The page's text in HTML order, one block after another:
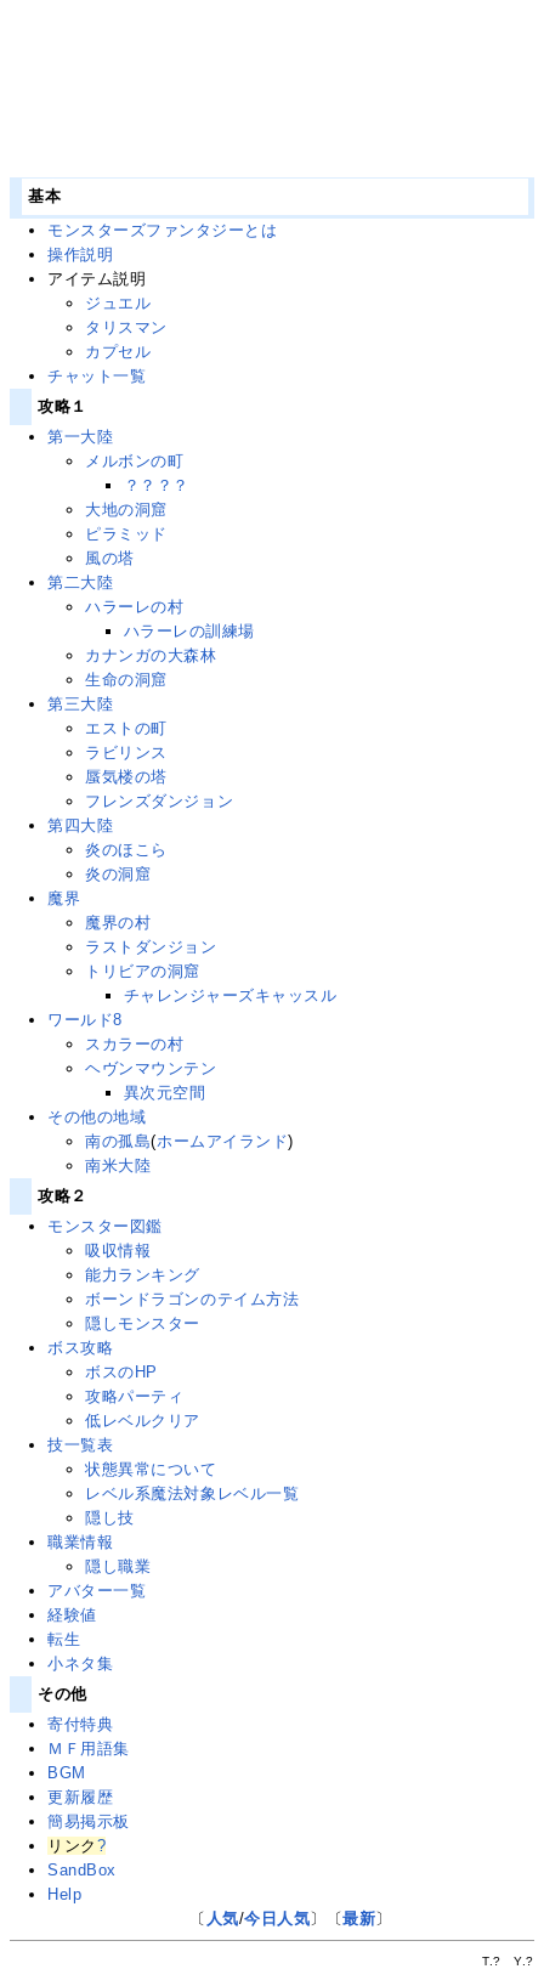
基本
モンスターズファンタジーとは
操作説明
アイテム説明
ジュエル
タリスマン
カプセル
チャット一覧
攻略１
第一大陸
メルボンの町
？？？？
大地の洞窟
ピラミッド
風の塔
第二大陸
ハラーレの村
ハラーレの訓練場
カナンガの大森林
生命の洞窟
第三大陸
エストの町
ラビリンス
蜃気楼の塔
フレンズダンジョン
第四大陸
炎のほこら
炎の洞窟
魔界
魔界の村
ラストダンジョン
トリビアの洞窟
チャレンジャーズキャッスル
ワールド8
スカラーの村
ヘヴンマウンテン
異次元空間
その他の地域
南の孤島(ホームアイランド)
南米大陸
攻略２
モンスター図鑑
吸収情報
能力ランキング
ボーンドラゴンのテイム方法
隠しモンスター
ボス攻略
ボスのHP
攻略パーティ
低レベルクリア
技一覧表
状態異常について
レベル系魔法対象レベル一覧
隠し技
職業情報
隠し職業
アバター一覧
経験値
転生
小ネタ集
その他
寄付特典
ＭＦ用語集
BGM
更新履歴
簡易掲示板
リンク ?
SandBox
Help
〔 人気/今日人気〕〔最新〕
T.? Y.?